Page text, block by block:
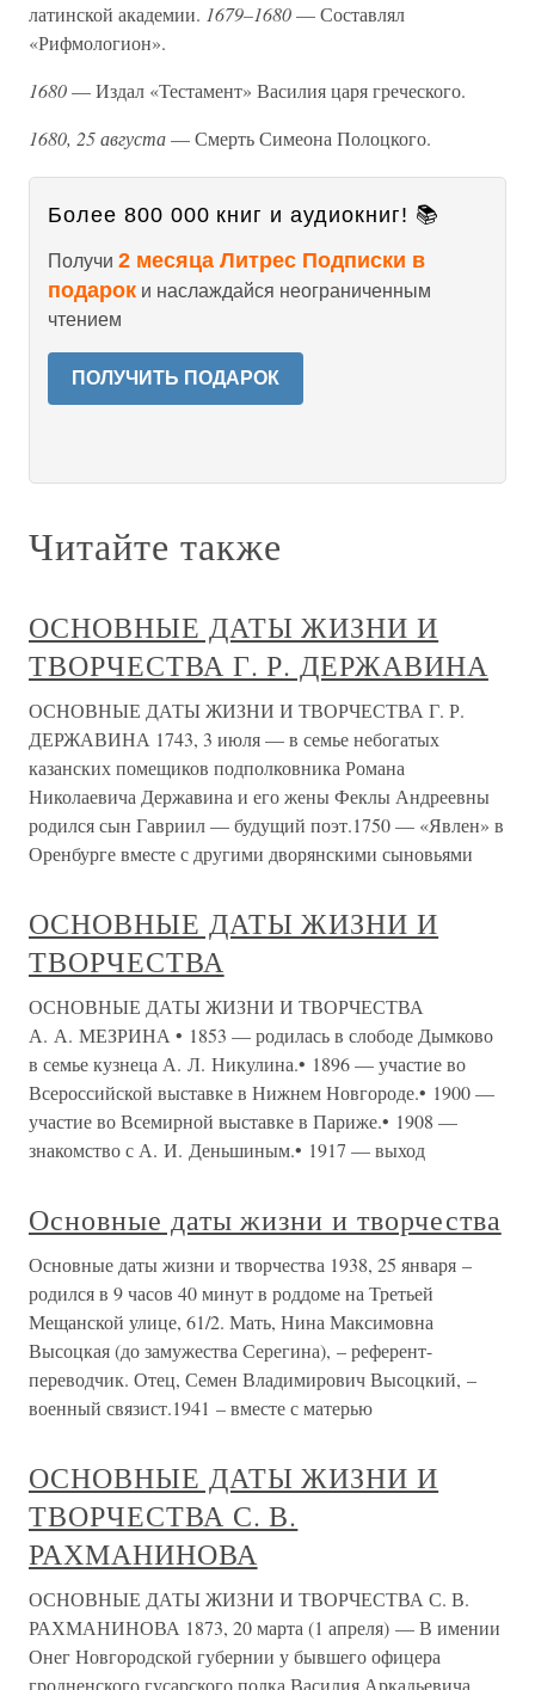
латинской академии. 1679–1680— Составлял
«Рифмологион».
1680— Издал «Тестамент» Василия царя греческого.
1680, 25 августа— Смерть Симеона Полоцкого.
Более 800 000 книг и аудиокниг! 📚
Получи 2 месяца Литрес Подписки в
подарок и наслаждайся неограниченным
чтением
ПОЛУЧИТЬ ПОДАРОК
Читайте также
ОСНОВНЫЕ ДАТЫ ЖИЗНИ И
ТВОРЧЕСТВА Г. Р. ДЕРЖАВИНА
ОСНОВНЫЕ ДАТЫ ЖИЗНИ И ТВОРЧЕСТВА Г. Р.
ДЕРЖАВИНА 1743, 3 июля — в семье небогатых
казанских помещиков подполковника Романа
Николаевича Державина и его жены Феклы Андреевны
родился сын Гавриил — будущий поэт.1750 — «Явлен» в
Оренбурге вместе с другими дворянскими сыновьями
ОСНОВНЫЕ ДАТЫ ЖИЗНИ И
ТВОРЧЕСТВА
ОСНОВНЫЕ ДАТЫ ЖИЗНИ И ТВОРЧЕСТВА
А. А. МЕЗРИНА • 1853 — родилась в слободе Дымково
в семье кузнеца А. Л. Никулина.• 1896 — участие во
Всероссийской выставке в Нижнем Новгороде.• 1900 —
участие во Всемирной выставке в Париже.• 1908 —
знакомство с А. И. Деньшиным.• 1917 — выход
Основные даты жизни и творчества
Основные даты жизни и творчества 1938, 25 января –
родился в 9 часов 40 минут в роддоме на Третьей
Мещанской улице, 61/2. Мать, Нина Максимовна
Высоцкая (до замужества Серегина), – референт-
переводчик. Отец, Семен Владимирович Высоцкий, –
военный связист.1941 – вместе с матерью
ОСНОВНЫЕ ДАТЫ ЖИЗНИ И
ТВОРЧЕСТВА С. В.
РАХМАНИНОВА
ОСНОВНЫЕ ДАТЫ ЖИЗНИ И ТВОРЧЕСТВА С. В.
РАХМАНИНОВА 1873, 20 марта (1 апреля) — В имении
Онег Новгородской губернии у бывшего офицера
гродненского гусарского полка Василия Аркадьевича